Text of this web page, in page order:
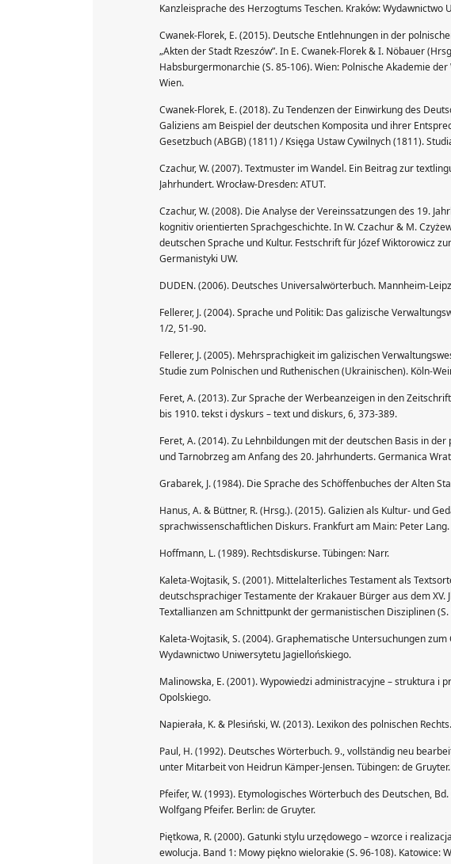
Kanzleisprache des Herzogtums Teschen. Kraków: Wydawnictwo
Cwanek-Florek, E. (2015). Deutsche Entlehnungen in der
„Akten der Stadt Rzeszów”. In E. Cwanek-Florek & I. Nöbauer
Habsburgermonarchie (S. 85-106). Wien: Polnische Akademie
Wien.
Cwanek-Florek, E. (2018). Zu Tendenzen der Einwirkung des
Galiziens am Beispiel der deutschen Komposita und ihrer
Gesetzbuch (ABGB) (1811) / Księga Ustaw Cywilnych (1811).
Czachur, W. (2007). Textmuster im Wandel. Ein Beitrag zur
Jahrhundert. Wrocław-Dresden: ATUT.
Czachur, W. (2008). Die Analyse der Vereinssatzungen des 19.
kognitiv orientierten Sprachgeschichte. In W. Czachur & M.
deutschen Sprache und Kultur. Festschrift für Józef Wiktorowicz
Germanistyki UW.
DUDEN. (2006). Deutsches Universalwörterbuch. Mannheim-
Fellerer, J. (2004). Sprache und Politik: Das galizische
1/2, 51-90.
Fellerer, J. (2005). Mehrsprachigkeit im galizischen
Studie zum Polnischen und Ruthenischen (Ukrainischen). Köln-
Feret, A. (2013). Zur Sprache der Werbeanzeigen in den
bis 1910. tekst i dyskurs – text und diskurs, 6, 373-389.
Feret, A. (2014). Zu Lehnbildungen mit der deutschen Basis in
und Tarnobrzeg am Anfang des 20. Jahrhunderts. Germanica
Grabarek, J. (1984). Die Sprache des Schöffenbuches der Alten
Hanus, A. & Büttner, R. (Hrsg.). (2015). Galizien als Kultur- und
sprachwissenschaftlichen Diskurs. Frankfurt am Main: Peter Lang.
Hoffmann, L. (1989). Rechtsdiskurse. Tübingen: Narr.
Kaleta-Wojtasik, S. (2001). Mittelalterliches Testament als
deutschsprachiger Testamente der Krakauer Bürger aus dem XV.
Textallianzen am Schnittpunkt der germanistischen Disziplinen
Kaleta-Wojtasik, S. (2004). Graphematische Untersuchungen
Wydawnictwo Uniwersytetu Jagiellońskiego.
Malinowska, E. (2001). Wypowiedzi administracyjne – struktura i
Opolskiego.
Napierała, K. & Plesiński, W. (2013). Lexikon des polnischen
Paul, H. (1992). Deutsches Wörterbuch. 9., vollständig neu
unter Mitarbeit von Heidrun Kämper-Jensen. Tübingen: de Gruyter.
Pfeifer, W. (1993). Etymologisches Wörterbuch des Deutschen,
Wolfgang Pfeifer. Berlin: de Gruyter.
Piętkowa, R. (2000). Gatunki stylu urzędowego – wzorce i
ewolucja. Band 1: Mowy piękno wielorakie (S. 96-108). Katowice: